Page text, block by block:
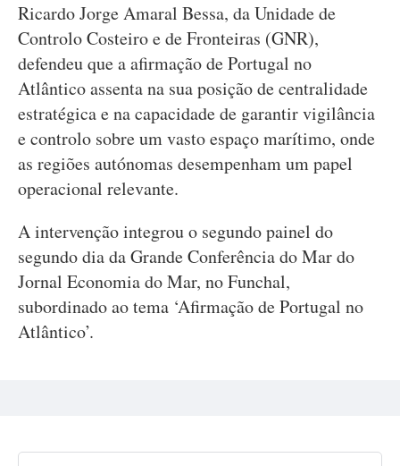
Ricardo Jorge Amaral Bessa, da Unidade de
Controlo Costeiro e de Fronteiras (GNR),
defendeu que a afirmação de Portugal no
Atlântico assenta na sua posição de centralidade
estratégica e na capacidade de garantir vigilância
e controlo sobre um vasto espaço marítimo, onde
as regiões autónomas desempenham um papel
operacional relevante.
A intervenção integrou o segundo painel do
segundo dia da Grande Conferência do Mar do
Jornal Economia do Mar, no Funchal,
subordinado ao tema ‘Afirmação de Portugal no
Atlântico’.